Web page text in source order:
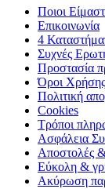
Ποιοι
Επικοινωνία
4
Συχνές
Προστασία
Όροι Χρήσης
Πολιτική
Cookies
Τρόποι
Ασφάλεια
Αποστολές
Εύκολη &
Ακύρωση